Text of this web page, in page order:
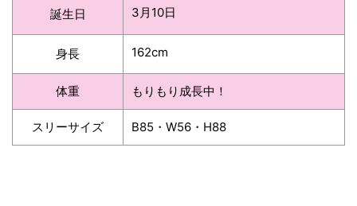
誕生日 3月10日
身長 162cm
体重 もりもり成長中！
スリーサイズ B85・W56・H88